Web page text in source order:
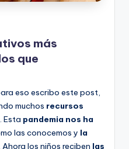
más
que
eso escribo este post,
muchos recursos
. Esta pandemia nos ha
las conocemos y la
Ahora los niños reciben las